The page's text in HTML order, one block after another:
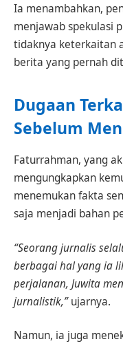
Ia menambahkan,
menjawab spekulasi
tidaknya keterkaitan
berita yang pernah
Dugaan
Sebelum
Faturrahman, yang
mengungkapkan
menemukan fakta
saja menjadi bahan
“Seorang jurnalis
berbagai hal yang ia
perjalanan, Juwita
jurnalistik,”ujarnya.
Namun, ia juga